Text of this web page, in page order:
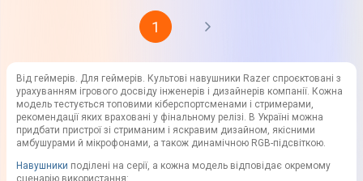
1
Від геймерів. Для геймерів. Культові навушники Razer спроєктовані з
урахуванням ігрового досвіду інженерів і дизайнерів компанії. Кожна
модель тестується топовими кіберспортсменами і стримерами,
рекомендації яких враховані у фінальному релізі. В Україні можна
придбати пристрої зі стриманим і яскравим дизайном, якісними
амбушурами й мікрофонами, а також динамічною RGB-підсвіткою.
Навушники поділені на серії, а кожна модель відповідає окремому
сценарію використання: